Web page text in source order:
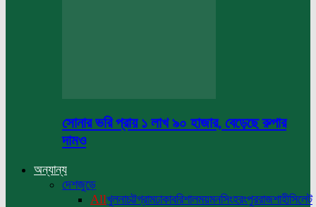
সোনার ভরি প্রায় ১ লাখ ৯০ হাজার, বেড়েছে রুপার
দামও
অন্যান্য
দেশজুড়ে
Allখুলনাচট্টগ্রামঢাকাবরিশালময়মনসিংহরংপুররাজশাহীসিলেট